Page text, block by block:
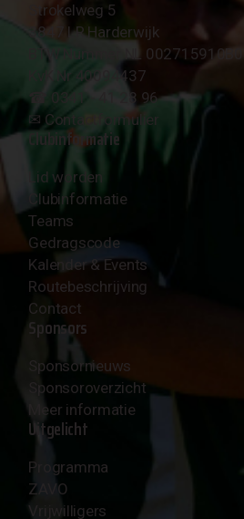
Strokelweg 5
3847 LR Harderwijk
BTW Nummer NL 002715910B01
KvK Nr 40094437
☎︎ 0341 - 41 28 96
✉︎ Contactformulier
Clubinformatie
Lid worden
Clubinformatie
Teams
Gedragscode
Kalender & Events
Routebeschrijving
Contact
Sponsors
Sponsornieuws
Sponsoroverzicht
Meer informatie
Uitgelicht
Programma
ZAVO
Vrijwilligers